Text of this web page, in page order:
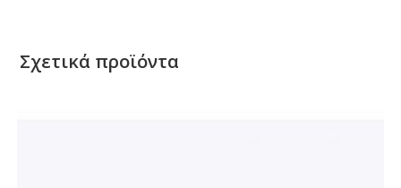
Σχετικά προϊόντα